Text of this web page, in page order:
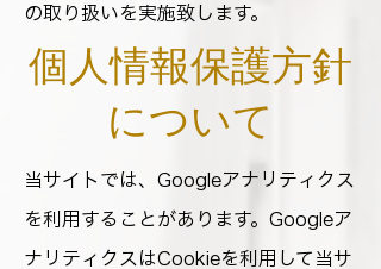
の取り扱いを実施致します。
個人情報保護方針
について
当サイトでは、Googleアナリティクス
を利用することがあります。Googleア
ナリティクスはCookieを利用して当サ